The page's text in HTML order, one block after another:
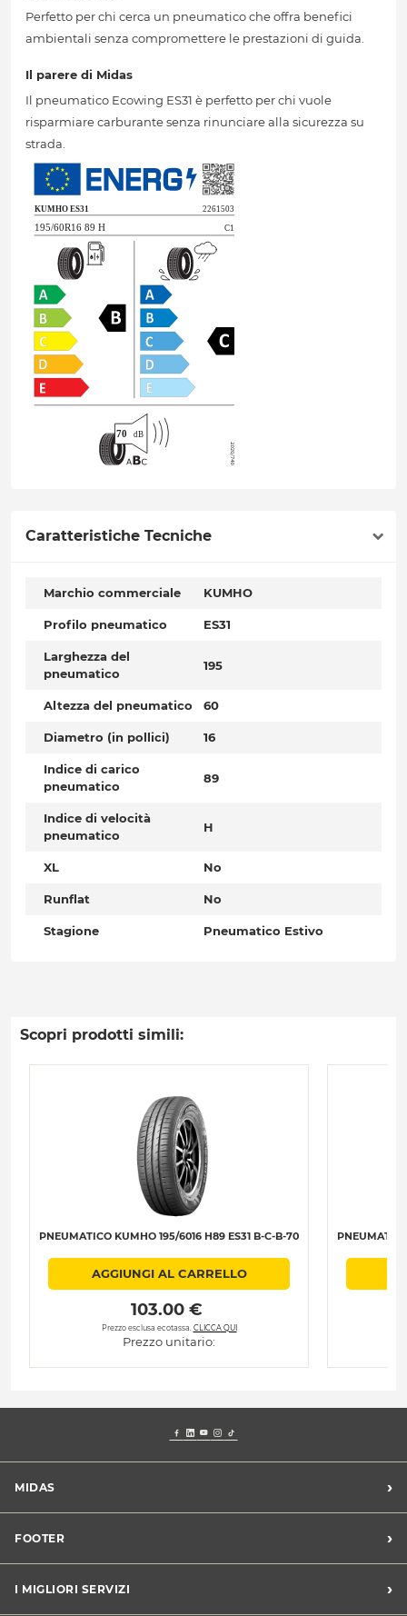
Perfetto per chi cerca un pneumatico che offra benefici
ambientali senza compromettere le prestazioni di guida.
Il parere di Midas
Il pneumatico Ecowing ES31 è perfetto per chi vuole
risparmiare carburante senza rinunciare alla sicurezza su
strada.
Caratteristiche Tecniche
Marchio commerciale KUMHO
Profilo pneumatico ES31
Larghezza del
pneumatico
195
Altezza del pneumatico 60
Diametro (in pollici) 16
Indice di carico
pneumatico
89
Indice di velocità
pneumatico
H
XL No
Runflat No
Stagione Pneumatico Estivo
Scopri prodotti simili:
PNEUMATICO KUMHO 195/6016 H89 ES31 B-C-B-70
AGGIUNGI AL CARRELLO
103.00 €
Prezzo esclusa ecotassa. CLICCA QUI
Prezzo unitario:
MIDAS ›
Blog dell'automobilista
Lavora con noi
Chi siamo
FOOTER ›
Apri un centro in franchising
I MIGLIORI SERVIZI ›